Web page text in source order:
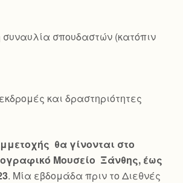
σπουδαστών (κατόπιν
και δραστηριότητες
θα γίνονται στο
Μουσείο Ξάνθης, έως
. Μία εβδομάδα πριν το Διεθνές